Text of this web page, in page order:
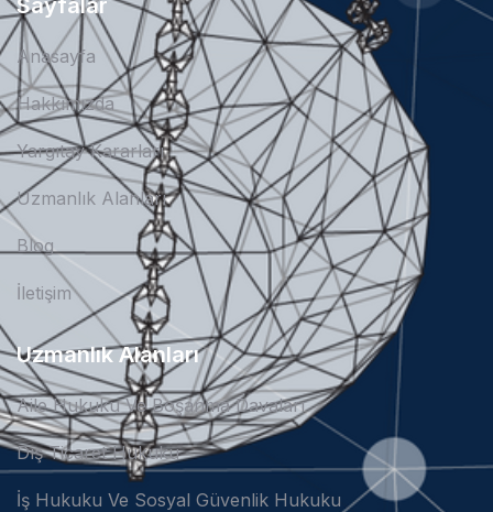
Sayfalar
Anasayfa
Hakkımızda
Yargıtay Kararları
Uzmanlık Alanları
Blog
İletişim
Uzmanlık Alanları
Aile Hukuku Ve Boşanma Davaları
Dış Ticaret Hukuku
İş Hukuku Ve Sosyal Güvenlik Hukuku